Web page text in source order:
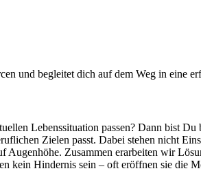
und begleitet dich auf dem Weg in eine
Lebenssituation passen? Dann bist Du
Zielen passt. Dabei stehen nicht
Augenhöhe. Zusammen erarbeiten wir
kein Hindernis sein – oft eröffnen sie die